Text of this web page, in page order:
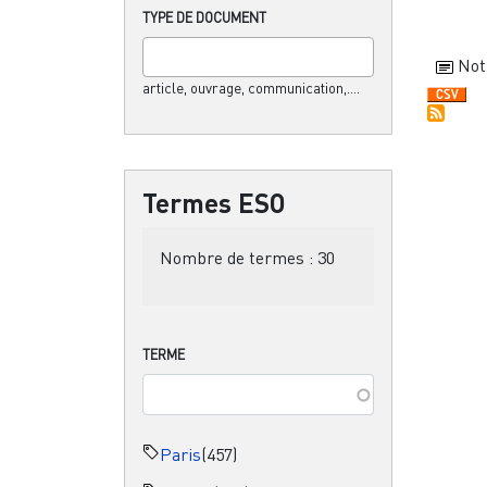
TYPE DE DOCUMENT
article, ouvrage, communication,....
Termes ESO
Nombre de termes : 30
TERME
Paris(457)